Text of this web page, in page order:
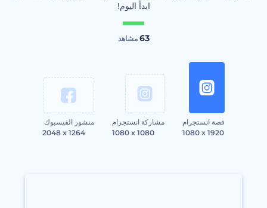
ابدأ اليوم!
63 مشاهد
قصة انستجرام
1080 x 1920
مشاركة انستجرام
1080 x 1080
منشور الفيسبوك
2048 x 1264